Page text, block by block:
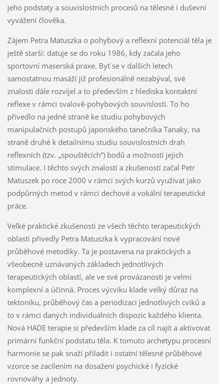
jeho podstaty a souvislostních procesů na tělesné i duševní
vyvážení člověka.
Zájem Petra Matuszka o pohybový a reflexní potenciál těla je
ještě starší: datuje se do roku 1986, kdy začala jeho
sportovní maserská praxe. Byť se v dalších letech
samostatnou masáží již profesionálně nezabýval, své
znalosti dále rozvíjel a to především z hlediska kontaktní
reflexe v rámci svalově-pohybových souvislostí. To ho
přivedlo na jedné straně ke studiu pohybových
manipulačních postupů japonského tanečníka Tanaky, na
straně druhé k detailnímu studiu souvislostních drah
reflexních (tzv. „spouštěcích“) bodů a možností jejich
stimulace. I těchto svých znalostí a zkušeností začal Petr
Matuszek po roce 2000 v rámci svých kurzů využívat jako
podpůrných metod v rámci dechové a vokální terapeutické
práce.
Velké praktické zkušenosti ze všech těchto terapeutických
oblastí přivedly Petra Matuszka k vypracování nové
průběhové metodiky. Ta je postavena na praktických a
všeobecně uznávaných základech jednotlivých
terapeutických oblastí, ale ve své provázanosti je velmi
komplexní a účinná. Proces výcviku klade velký důraz na
tektoniku, průběhový čas a periodizaci jednotlivých cviků a
to v rámci daných individuálních dispozic každého klienta.
Nová HADE terapie si především klade za cíl najít a aktivovat
primární funkční podstatu těla. K tomuto archetypu procesní
harmonie se pak snaží přiladit i ostatní tělesné průběhové
vzorce se zacílením na dosažení psychické i fyzické
rovnováhy a jednoty.